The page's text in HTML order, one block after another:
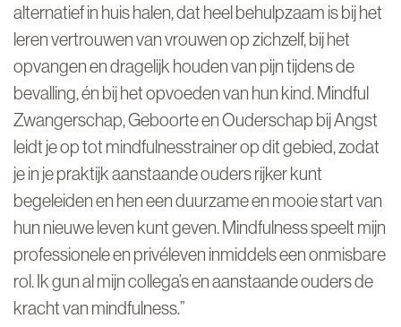
alternatief in huis halen, dat heel behulpzaam is bij het
leren vertrouwen van vrouwen op zichzelf, bij het
opvangen en dragelijk houden van pijn tijdens de
bevalling, én bij het opvoeden van hun kind. Mindful
Zwangerschap, Geboorte en Ouderschap bij Angst
leidt je op tot mindfulnesstrainer op dit gebied, zodat
je in je praktijk aanstaande ouders rijker kunt
begeleiden en hen een duurzame en mooie start van
hun nieuwe leven kunt geven. Mindfulness speelt mijn
professionele en privéleven inmiddels een onmisbare
rol. Ik gun al mijn collega’s en aanstaande ouders de
kracht van mindfulness.”